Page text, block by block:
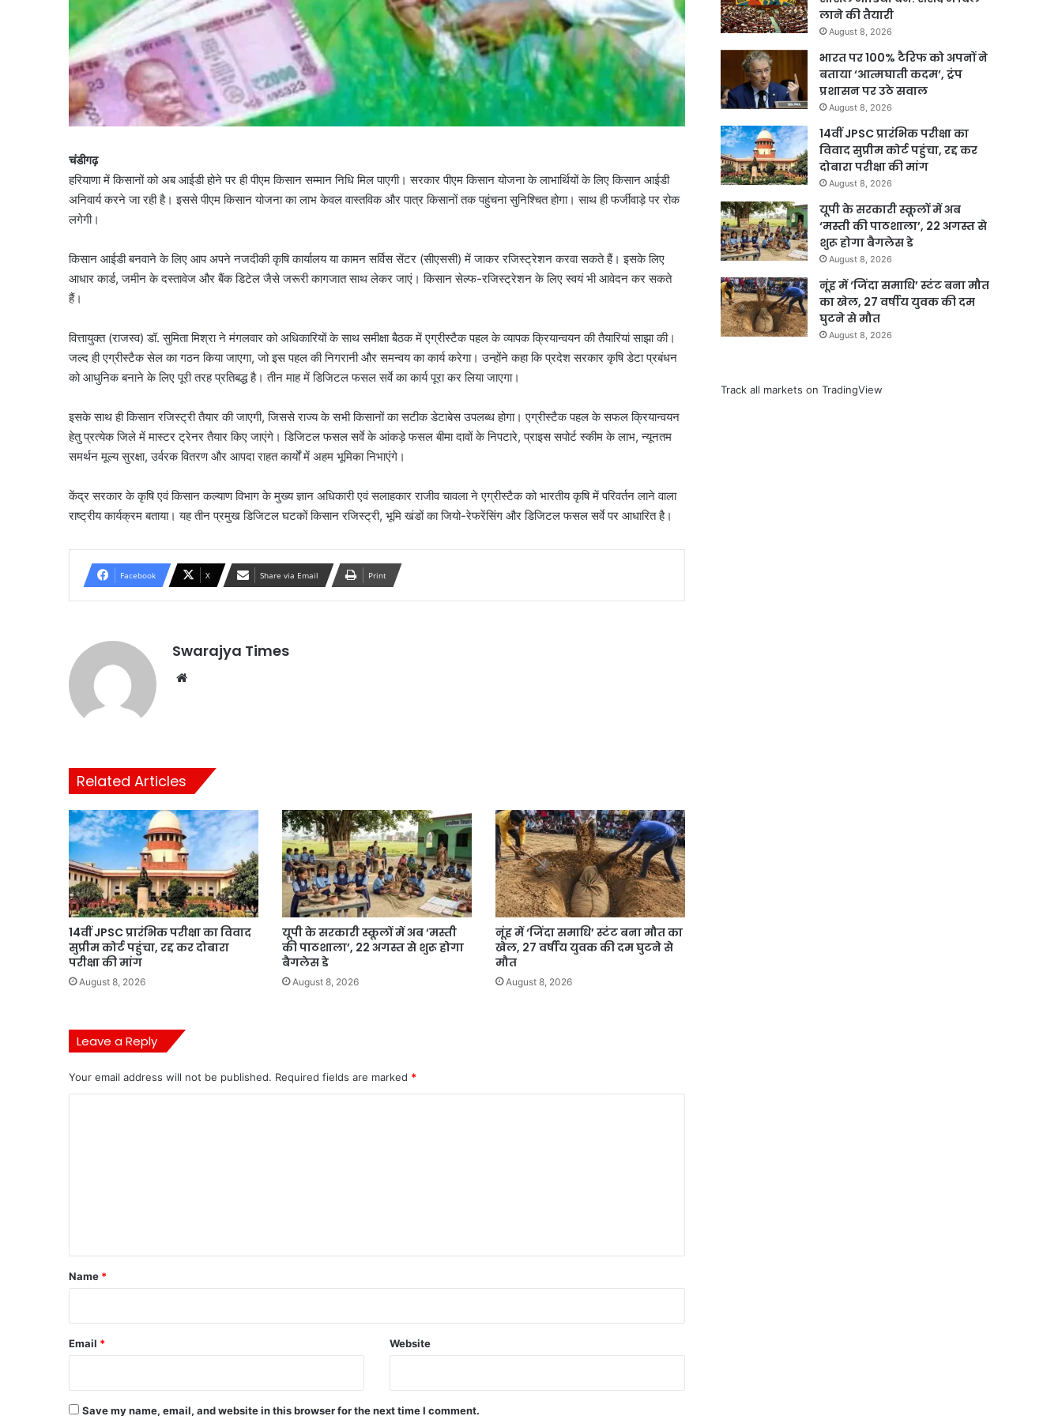
चंडीगढ़
हरियाणा में किसानों को अब आईडी होने पर ही पीएम किसान सम्मान निधि मिल पाएगी। सरकार पीएम किसान योजना के लाभार्थियों के लिए किसान आईडी
अनिवार्य करने जा रही है। इससे पीएम किसान योजना का लाभ केवल वास्तविक और पात्र किसानों तक पहुंचना सुनिश्चित होगा। साथ ही फर्जीवाड़े पर रोक
लगेगी।
किसान आईडी बनवाने के लिए आप अपने नजदीकी कृषि कार्यालय या कामन सर्विस सेंटर (सीएससी) में जाकर रजिस्ट्रेशन करवा सकते हैं। इसके लिए
आधार कार्ड, जमीन के दस्तावेज और बैंक डिटेल जैसे जरूरी कागजात साथ लेकर जाएं। किसान सेल्फ-रजिस्ट्रेशन के लिए स्वयं भी आवेदन कर सकते
हैं।
वित्तायुक्त (राजस्व) डॉ. सुमिता मिश्रा ने मंगलवार को अधिकारियों के साथ समीक्षा बैठक में एग्रीस्टैक पहल के व्यापक क्रियान्वयन की तैयारियां साझा की।
जल्द ही एग्रीस्टैक सेल का गठन किया जाएगा, जो इस पहल की निगरानी और समन्वय का कार्य करेगा। उन्होंने कहा कि प्रदेश सरकार कृषि डेटा प्रबंधन
को आधुनिक बनाने के लिए पूरी तरह प्रतिबद्ध है। तीन माह में डिजिटल फसल सर्वे का कार्य पूरा कर लिया जाएगा।
इसके साथ ही किसान रजिस्ट्री तैयार की जाएगी, जिससे राज्य के सभी किसानों का सटीक डेटाबेस उपलब्ध होगा। एग्रीस्टैक पहल के सफल क्रियान्वयन
हेतु प्रत्येक जिले में मास्टर ट्रेनर तैयार किए जाएंगे। डिजिटल फसल सर्वे के आंकड़े फसल बीमा दावों के निपटारे, प्राइस सपोर्ट स्कीम के लाभ, न्यूनतम
समर्थन मूल्य सुरक्षा, उर्वरक वितरण और आपदा राहत कार्यों में अहम भूमिका निभाएंगे।
केंद्र सरकार के कृषि एवं किसान कल्याण विभाग के मुख्य ज्ञान अधिकारी एवं सलाहकार राजीव चावला ने एग्रीस्टैक को भारतीय कृषि में परिवर्तन लाने वाला
राष्ट्रीय कार्यक्रम बताया। यह तीन प्रमुख डिजिटल घटकों किसान रजिस्ट्री, भूमि खंडों का जियो-रेफरेंसिंग और डिजिटल फसल सर्वे पर आधारित है।
Facebook X Share via Email Print
Swarajya Times
Related Articles
14वीं JPSC प्रारंभिक परीक्षा का विवाद
सुप्रीम कोर्ट पहुंचा, रद्द कर दोबारा
परीक्षा की मांग
August 8, 2026
यूपी के सरकारी स्कूलों में अब ‘मस्ती
की पाठशाला’, 22 अगस्त से शुरू होगा
बैगलेस डे
August 8, 2026
नूंह में ‘जिंदा समाधि’ स्टंट बना मौत का
खेल, 27 वर्षीय युवक की दम घुटने से
मौत
August 8, 2026
Leave a Reply
Your email address will not be published. Required fields are marked *
*
Name *
Email * Website
Save my name, email, and website in this browser for the next time I comment.
लाने की तैयारी
August 8, 2026
भारत पर 100% टैरिफ को अपनों ने
बताया ‘आत्मघाती कदम’, ट्रंप
प्रशासन पर उठे सवाल
August 8, 2026
14वीं JPSC प्रारंभिक परीक्षा का
विवाद सुप्रीम कोर्ट पहुंचा, रद्द कर
दोबारा परीक्षा की मांग
August 8, 2026
यूपी के सरकारी स्कूलों में अब
‘मस्ती की पाठशाला’, 22 अगस्त से
शुरू होगा बैगलेस डे
August 8, 2026
नूंह में ‘जिंदा समाधि’ स्टंट बना मौत
का खेल, 27 वर्षीय युवक की दम
घुटने से मौत
August 8, 2026
Track all markets on TradingView